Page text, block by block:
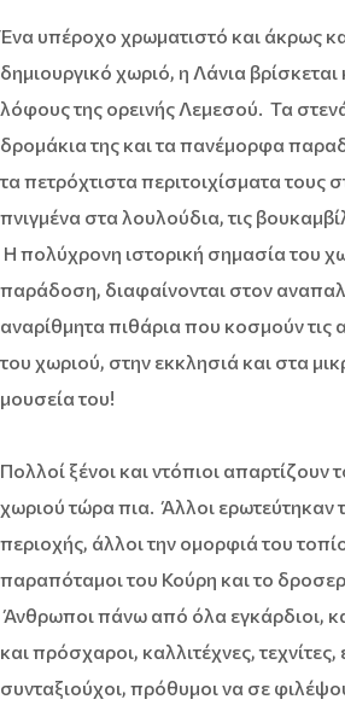
Ένα υπέροχο χρωματιστό και άκρως
δημιουργικό χωριό, η Λάνια
λόφους της ορεινής Λεμεσού. Τα
δρομάκια της και τα πανέμορφα
τα πετρόχτιστα περιτοιχίσματα τους
πνιγμένα στα λουλούδια, τις
Η πολύχρονη ιστορική σημασία του
παράδοση, διαφαίνονται στον
αναρίθμητα πιθάρια που κοσμούν τις
του χωριού, στην εκκλησιά και στα
μουσεία του!
Πολλοί ξένοι και ντόπιοι απαρτίζουν
χωριού τώρα πια. Άλλοι ερωτεύτηκαν
περιοχής, άλλοι την ομορφιά του
παραπόταμοι του Κούρη και το
Άνθρωποι πάνω από όλα εγκάρδιοι,
και πρόσχαροι, καλλιτέχνες, τεχνίτες,
συνταξιούχοι, πρόθυμοι να σε